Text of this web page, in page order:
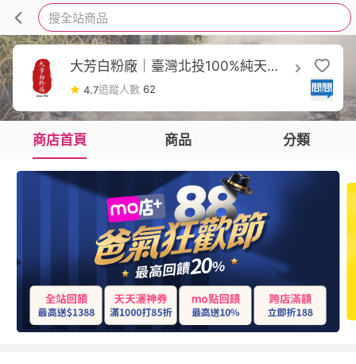
搜全站商品
大芳白粉廠｜臺灣北投100%純天然
白磺湯花溫泉粉
4.7追蹤人數 62
商店首頁 商品 分類